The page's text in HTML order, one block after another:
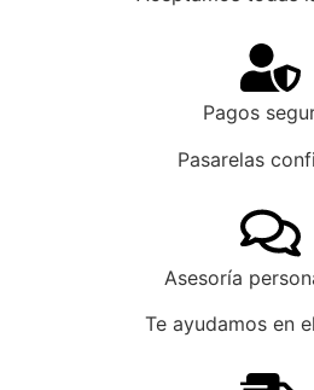
Pagos
Pasarelas
Asesoría
Te ayudamos en